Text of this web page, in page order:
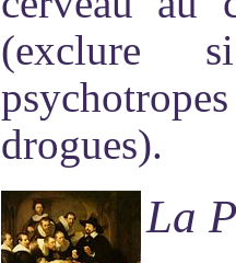
(exclure
drogues).
La